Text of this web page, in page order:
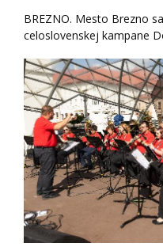
BREZNO. Mesto Brezno
celoslovenskej kampane